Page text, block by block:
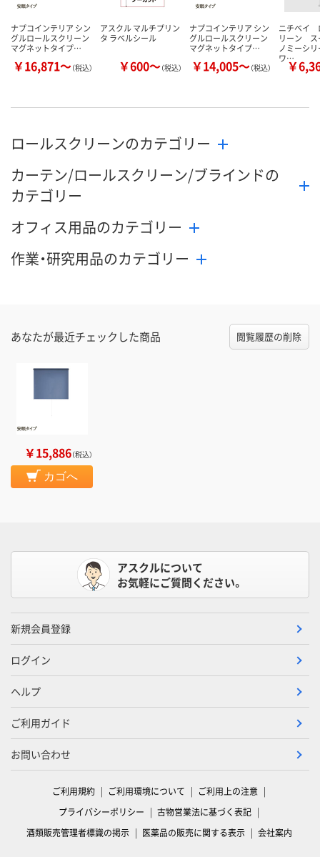
ナプコインテリア シン
グルロールスクリーン
マグネットタイプ…
￥16,871～（税込）
アスクル マルチプリン
タ ラベルシール
￥600～（税込）
ナプコインテリア シン
グルロールスクリーン
マグネットタイプ…
￥14,005～（税込）
ニチベイ
リーン ス
ノミーシ
ワ…￥
ロールスクリーンのカテゴリー
カーテン/ロールスクリーン/ブラインドの
カテゴリー
オフィス用品のカテゴリー
作業・研究用品のカテゴリー
あなたが最近チェックした商品 閲覧履歴の削除
￥15,886（税込）
カゴへ
アスクルについて
お気軽にご質問ください。
新規会員登録
ログイン
ヘルプ
ご利用ガイド
お問い合わせ
ご利用規約 ご利用環境について
ご利用上の注意
プライバシーポリシー
古物営業法に基づく表記
酒類販売管理者標識の掲示
医薬品の販売に関する表示 会社案内